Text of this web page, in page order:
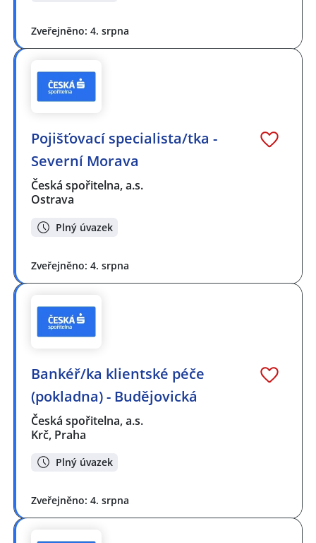
Zveřejněno: 4. srpna
Pojišťovací specialista/tka -
Severní Morava
Česká spořitelna, a.s.
Ostrava
Plný úvazek
Zveřejněno: 4. srpna
Bankéř/ka klientské péče
(pokladna) - Budějovická
Česká spořitelna, a.s.
Krč, Praha
Plný úvazek
Zveřejněno: 4. srpna